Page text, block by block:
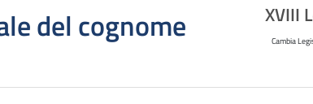
del cognome XVIII
Cambia